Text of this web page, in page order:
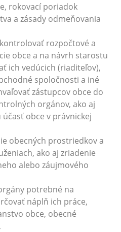
rokovací poriadok
a zásady odmeňovania
rozpočtové a
obce a na návrh starostu
ich vedúcich (riaditeľov),
spoločnosti a iné
zástupcov obce do
orgánov, ako aj
obce v právnickej
obecných prostriedkov a
ako aj zriadenie
alebo záujmového
potrebné na
náplň ich práce,
obce, obecné